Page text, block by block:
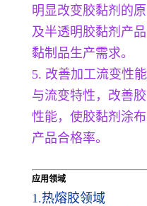
明显改变胶黏剂的
及半透明胶黏剂产
黏制品生产需求。
5. 改善加工流变性
与流变特性，改善
性能，使胶黏剂涂
产品合格率。
应用领域
1.热熔胶领域